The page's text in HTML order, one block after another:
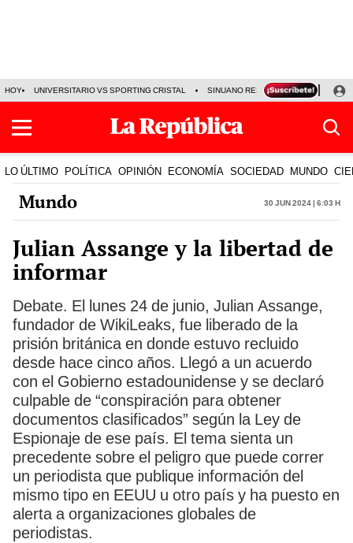
HOY UNIVERSITARIO VS SPORTING CRISTAL SINUANO RESULTADOS HOY
LO ÚLTIMO POLÍTICA OPINIÓN ECONOMÍA SOCIEDAD MUNDO
Mundo 30 Jun 2024 | 6:03 h
Julian Assange y la libertad de
informar
Debate. El lunes 24 de junio, Julian Assange,
fundador de WikiLeaks, fue liberado de la
prisión británica en donde estuvo recluido
desde hace cinco años. Llegó a un acuerdo
con el Gobierno estadounidense y se declaró
culpable de “conspiración para obtener
documentos clasificados” según la Ley de
Espionaje de ese país. El tema sienta un
precedente sobre el peligro que puede correr
un periodista que publique información del
mismo tipo en EEUU u otro país y ha puesto en
alerta a organizaciones globales de
periodistas.